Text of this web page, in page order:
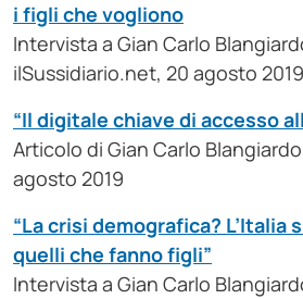
i figli che vogliono
Intervista a Gian Carlo
ilSussidiario.net, 20 agosto 2019
“Il digitale chiave di accesso
Articolo di Gian Carlo Blangiardo
agosto 2019
“La crisi demografica? L’Italia
quelli che fanno figli”
Intervista a Gian Carlo